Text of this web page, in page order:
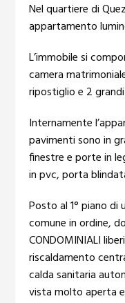
Nel quartiere di
appartamento
L’immobile si
camera
ripostiglio e 2 grandi
Internamente
pavimenti sono in
finestre e porte in
in pvc, porta
Posto al 1° piano
comune in ordine,
CONDOMINIALI
riscaldamento
calda sanitaria
vista molto aperta